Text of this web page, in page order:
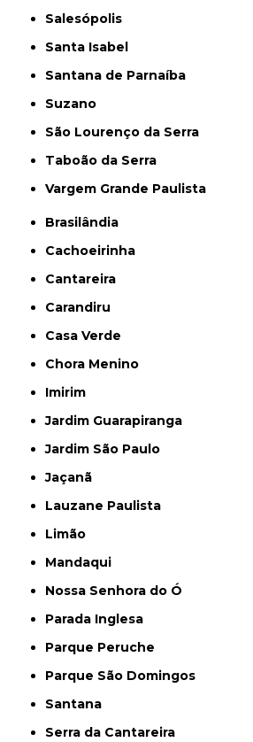
Salesópolis
Santa Isabel
Santana de Parnaíba
Suzano
São Lourenço da Serra
Taboão da Serra
Vargem Grande Paulista
Brasilândia
Cachoeirinha
Cantareira
Carandiru
Casa Verde
Chora Menino
Imirim
Jardim Guarapiranga
Jardim São Paulo
Jaçanã
Lauzane Paulista
Limão
Mandaqui
Nossa Senhora do Ó
Parada Inglesa
Parque Peruche
Parque São Domingos
Santana
Serra da Cantareira